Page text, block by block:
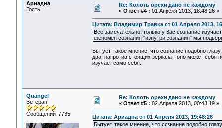
Ариадна
Гость
Re: Колоть орехи дано не каждому
« Ответ #4 : 01 Апреля 2013, 18:48:26 »
Цитата: Владимир Травка от 01 Апреля 2013,
Все замечательно, только у Вас сознание
феномен сознания "изнутри сознания" мы
Бытует, такое мнение, что сознание подобно
два, напротив стоящих зеркала - оно может себя
изучает само себя.
Quangel
Ветеран
Сообщений: 7735
Re: Колоть орехи дано не каждому
« Ответ #5 : 02 Апреля 2013, 00:43:19 »
Цитата: Ариадна от 01 Апреля 2013, 19:48:26
Бытует, такое мнение, что сознание подобно